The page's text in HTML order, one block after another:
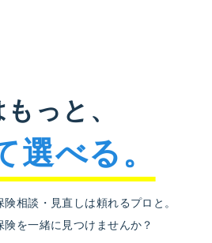
っと、
選べる。
険相談・見直しは頼れるプロと。
険を一緒に見つけませんか？